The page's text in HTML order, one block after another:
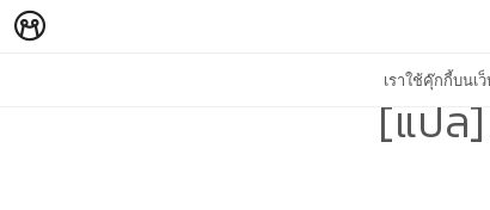
เราใช้คุ๊กกี้บนเ
[แปล]